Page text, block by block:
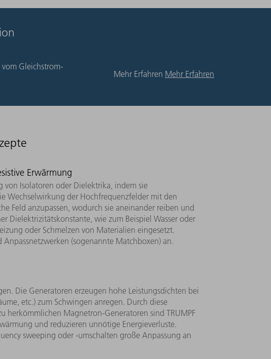
vom Gleichstrom-
Mehr Erfahren Mehr Erfahren
von Isolatoren oder Dielektrika, indem sie
Wechselwirkung der Hochfrequenzfelder mit den
Feld anzupassen, wodurch sie aneinander reiben und
Dielektrizitätskonstante, wie zum Beispiel Wasser oder
oder Schmelzen von Materialien eingesetzt.
(sogenannte Matchboxen) an.
Die Generatoren erzeugen hohe Leistungsdichten bei
etc.) zum Schwingen anregen. Durch diese
herkömmlichen Magnetron-Generatoren sind TRUMPF
und reduzieren unnötige Energieverluste.
sweeping oder -umschalten große Anpassung an
Erwärmung